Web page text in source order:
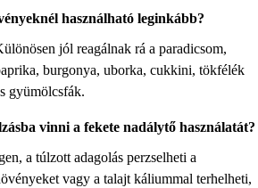
használható leginkább?
jól reagálnak rá a paradicsom,
burgonya, uborka, cukkini, tökfélék
gyümölcsfák.
vinni a fekete nadálytő használatát?
a túlzott adagolás perzselheti a
vagy a talajt káliummal terhelheti,